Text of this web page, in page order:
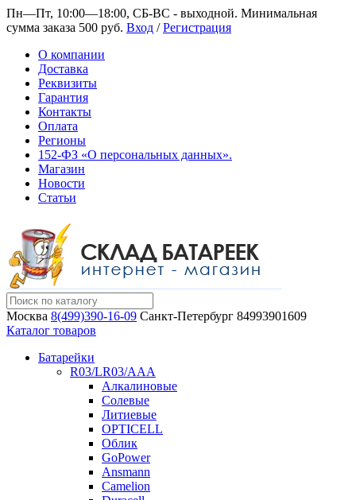
Пн—Пт, 10:00—18:00, СБ-ВС - выходной. Минимальная
сумма заказа 500 руб. Вход /Регистрация
О компании
Доставка
Реквизиты
Гарантия
Контакты
Оплата
Регионы
152-ФЗ «О персональных данных».
Магазин
Новости
Статьи
Москва 8(499)390-16-09 Санкт-Петербург 84993901609
Каталог товаров
Батарейки
R03/LR03/AAA
Алкалиновые
Солевые
Литиевые
OPTICELL
Облик
GoPower
Ansmann
Camelion